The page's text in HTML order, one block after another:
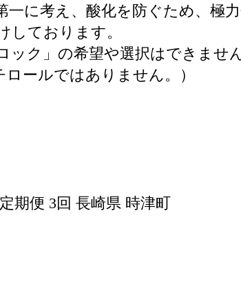
に考え、酸化を防ぐため、極
しております。
ク」の希望や選択はできませ
ールではありません。）
期便 3回 長崎県 時津町